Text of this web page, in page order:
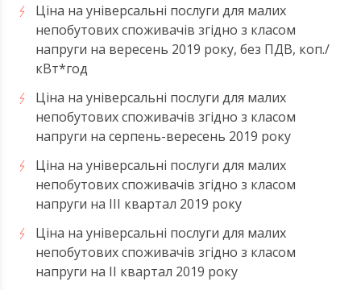
Ціна на універсальні послуги для малих
непобутових споживачів згідно з класом
напруги на вересень 2019 року, без ПДВ, коп./
кВт*год
Ціна на універсальні послуги для малих
непобутових споживачів згідно з класом
напруги на серпень-вересень 2019 року
Ціна на універсальні послуги для малих
непобутових споживачів згідно з класом
напруги на ІІI квартал 2019 року
Ціна на універсальні послуги для малих
непобутових споживачів згідно з класом
напруги на ІI квартал 2019 року